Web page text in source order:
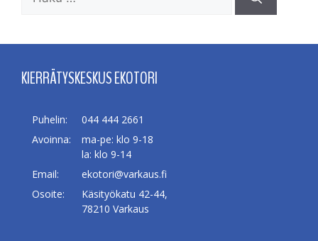
KIERRÄTYSKESKUS EKOTORI
Puhelin:
044 444 2661
Avoinna:
ma-pe: klo 9-18
la: klo 9-14
Email:
ekotori@varkaus.fi
Osoite:
Käsityökatu 42-44,
78210 Varkaus